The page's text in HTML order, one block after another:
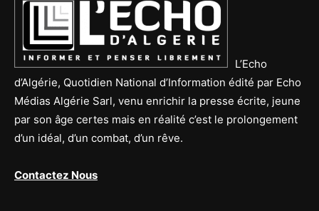
L’Echo
d’Algérie, Quotidien National d’Information édité par Echo
Médias Algérie Sarl, venu enrichir la presse écrite, jeune
par son âge certes mais en réalité c’est le prolongement
d’un idéal, d’un combat, d’un rêve.
Contactez Nous